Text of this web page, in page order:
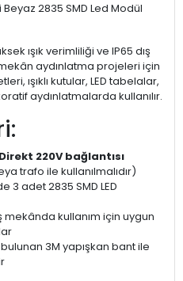
Beyaz 2835 SMD Led Modül
ışık verimliliği ve IP65 dış
aydınlatma projeleri için
ışıklı kutular, LED tabelalar,
aydınlatmalarda kullanılır.
Direkt 220V bağlantısı
trafo ile kullanılmalıdır)
3 adet 2835 SMD LED
mekânda kullanım için uygun
bulunan 3M yapışkan bant ile